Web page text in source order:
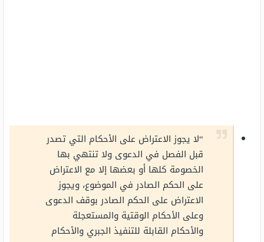
“لا يجوز الاعتراض على الأحكام التي تصدر
قبل الفصل في الدعوى ولا تنتهي بها
الخصومة كلها أو بعضها إلا مع الاعتراض
على الحكم الصادر في الموضوع، ويجوز
الاعتراض على الحكم الصادر بوقف الدعوى
وعلى الأحكام الوقتية والمستعجلة
والأحكام القابلة للتنفيذ الجبري والأحكام